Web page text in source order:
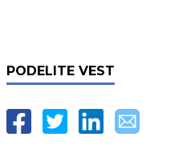
PODELITE VEST